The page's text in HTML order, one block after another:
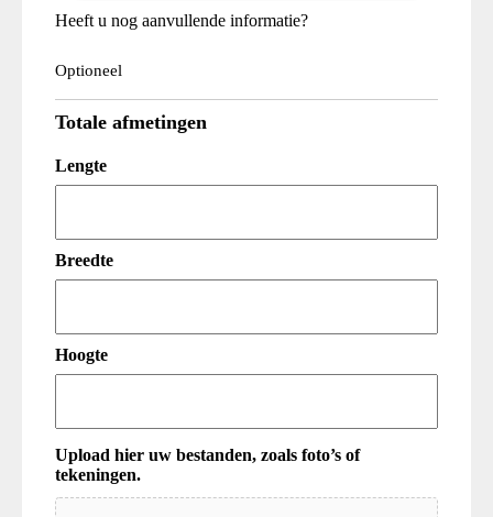
Heeft u nog aanvullende informatie?
Optioneel
Totale afmetingen
Lengte
Breedte
Hoogte
Upload hier uw bestanden, zoals foto’s of
tekeningen.
Upload